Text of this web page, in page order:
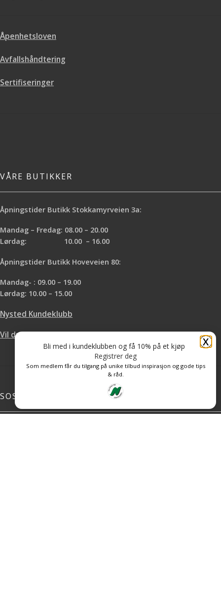
Åpenhetsloven
Avfallshåndtering
Sertifiseringer
VÅRE BUTIKKER
Åpningstider Butikk Stokkamyrveien 3a:
Mandag – Fredag: 08.00 – 20.00
Lørdag: 10.00 – 16.00
Åpningstider Butikk Hoveveien 80:
Mandag- : 09.00 – 19.00
Lørdag: 10.00 – 15.00
Nysted Kundeklubb
Vil du leie hos oss?
SOSIALE MEDIER
X
Bli med i kundeklubben og få 10% på et kjøp
Registrer deg
Som medlem får du tilgang på unike tilbud inspirasjon og gode tips
& råd.